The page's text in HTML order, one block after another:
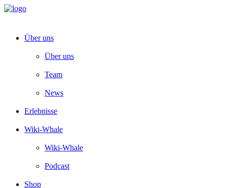
Über uns
Über uns
Team
News
Erlebnisse
Wiki-Whale
Wiki-Whale
Podcast
Shop